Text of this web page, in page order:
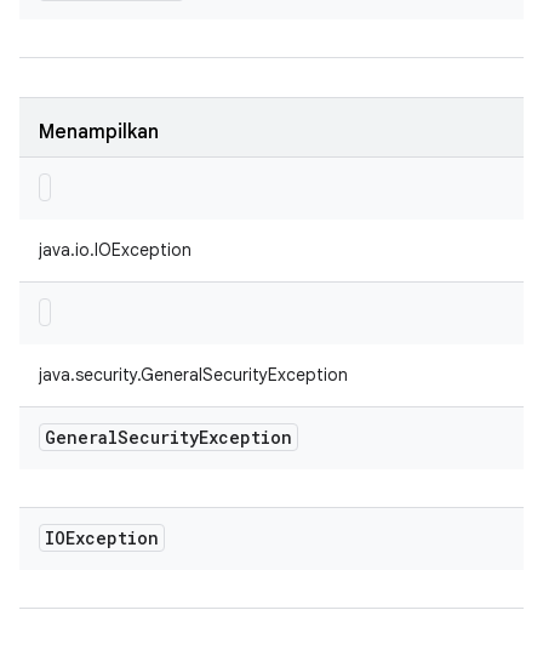
Menampilkan
java.io.IOException
java.security.GeneralSecurityException
GeneralSecurityException
IOException